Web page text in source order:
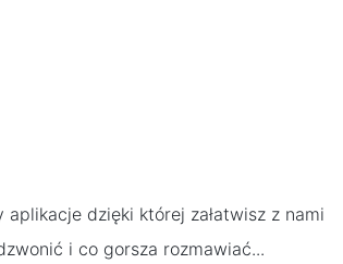
dzięki której załatwisz z nami
i co gorsza rozmawiać...